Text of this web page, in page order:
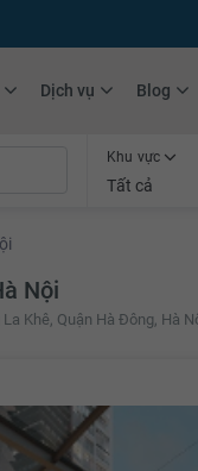
Dịch vụ Blog
Khu vực
Tất cả
Nội
Khê, Quận Hà Đông, Hà